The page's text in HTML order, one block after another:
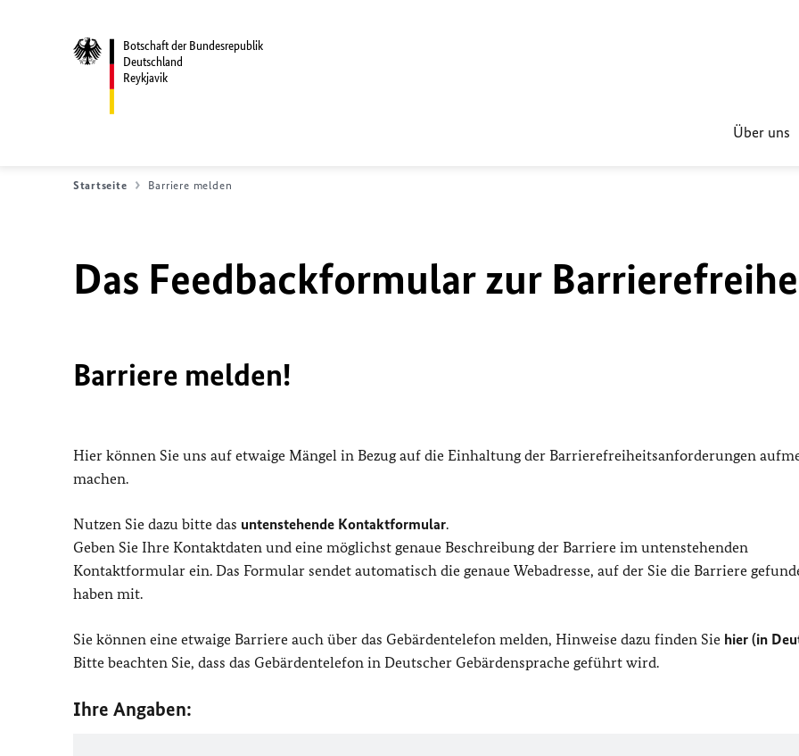
Botschaft der Bundesrepublik
Deutschland
Reykjavik
Über uns
Startseite Barriere melden
Das Feedbackformular zur
Barriere melden!
Hier können Sie uns auf etwaige Mängel in Bezug auf die Einhaltung der Barrierefreiheitsanforderungen
machen.
Nutzen Sie dazu bitte das untenstehende Kontaktformular.
Geben Sie Ihre Kontaktdaten und eine möglichst genaue Beschreibung der Barriere im untenstehenden
Kontaktformular ein. Das Formular sendet automatisch die genaue Webadresse, auf der Sie die Barriere
haben mit.
Sie können eine etwaige Barriere auch über das Gebärdentelefon melden, Hinweise dazu finden Sie hier (in
Bitte beachten Sie, dass das Gebärdentelefon in Deutscher Gebärdensprache geführt wird.
Ihre Angaben: